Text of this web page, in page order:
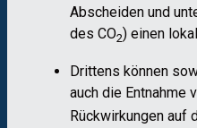
Abscheiden und
des CO2) einen
Drittens können
auch die Entnahme
Rückwirkungen auf